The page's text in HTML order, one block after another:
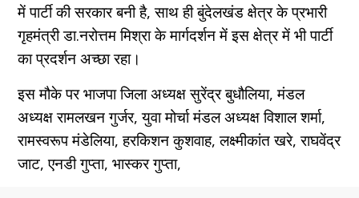
में पार्टी की सरकार बनी है, साथ ही बुंदेलखंड क्षेत्र के प्रभारी
गृहमंत्री डा.नरोत्तम मिश्रा के मार्गदर्शन में इस क्षेत्र में भी पार्टी
का प्रदर्शन अच्छा रहा।
इस मौके पर भाजपा जिला अध्यक्ष सुरेंद्र बुधौलिया, मंडल
अध्यक्ष रामलखन गुर्जर, युवा मोर्चा मंडल अध्यक्ष विशाल शर्मा,
रामस्वरूप मंडेलिया, हरकिशन कुशवाह, लक्ष्मीकांत खरे, राघवेंद्र
जाट, एनडी गुप्ता, भास्कर गुप्ता,